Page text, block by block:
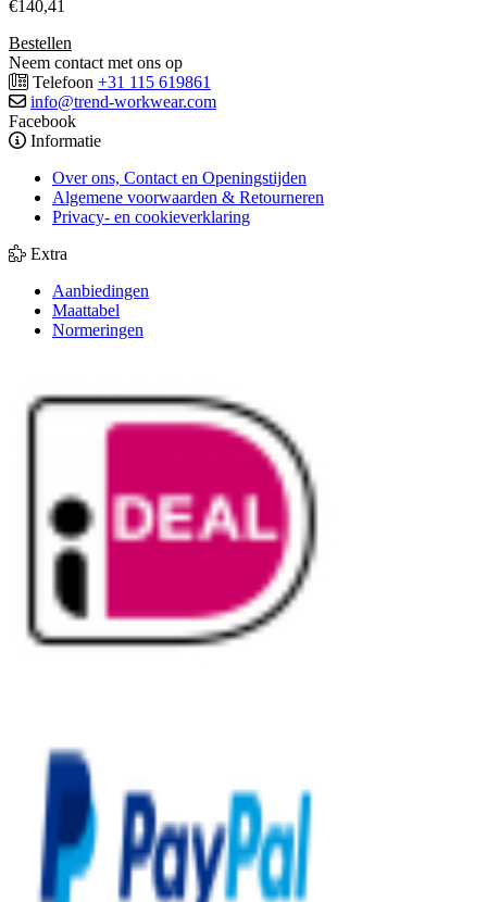
€140,41
Bestellen
Neem contact met ons op
Telefoon +31 115 619861
info@trend-workwear.com
Facebook
Informatie
Over ons, Contact en Openingstijden
Algemene voorwaarden & Retourneren
Privacy- en cookieverklaring
Extra
Aanbiedingen
Maattabel
Normeringen